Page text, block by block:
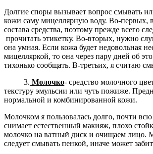
Долгие споры вызывает вопрос смывать
кожи саму мицеллярную воду. Во-первых,
состава средства, поэтому прежде всего
прочитать этикетку. Во-вторых, нужно
она умная. Если кожа будет недовольная
мицелляркой, то она через пару дней об
тихонько сообщать. В-третьих, я считаю
3. Молочко- средство молочного
текстуру эмульсии или чуть пожиже.
нормальной и комбинированной кожи.
Молочком я пользовалась долго, почти
снимает естественный макияж, плохо
молочко на ватный диск и очищаем лицо.
следует смывать пенкой, иначе может